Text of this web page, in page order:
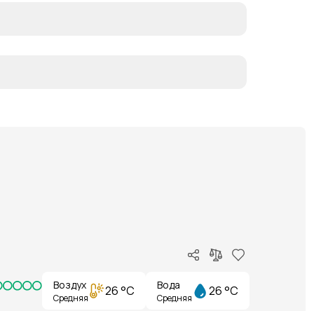
Воздух
Средняя 26 °C Вода
Средняя 26 °C